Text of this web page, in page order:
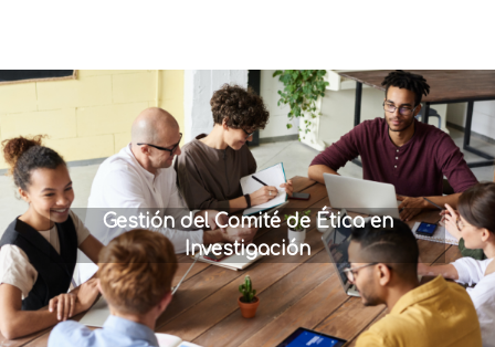
Gestión del Comité de Ética en
Investigación